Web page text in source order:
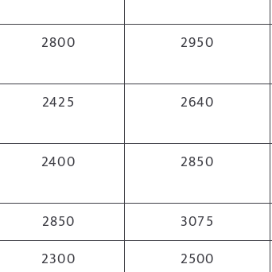
2800 2950
2425 2640
2400 2850
2850 3075
2300 2500